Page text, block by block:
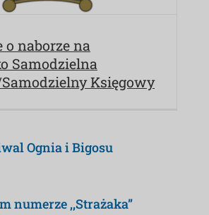
o naborze na
Samodzielna
Księgowy
Ognia i Bigosu
numerze ,,Strażaka”